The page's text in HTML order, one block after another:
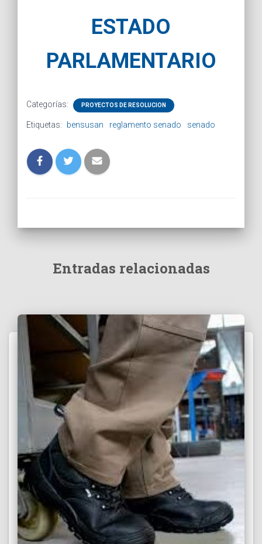
ESTADO
PARLAMENTARIO
Categorías: PROYECTOS DE RESOLUCION
Etiquetas: bensusan reglamento senado senado
Entradas relacionadas